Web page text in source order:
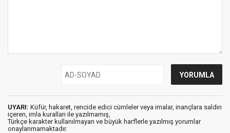
UYARI: Küfür, hakaret, rencide edici cümleler veya imalar, inançlara saldırı
içeren, imla kuralları ile yazılmamış,
Türkçe karakter kullanılmayan ve büyük harflerle yazılmış yorumlar
onaylanmamaktadır.